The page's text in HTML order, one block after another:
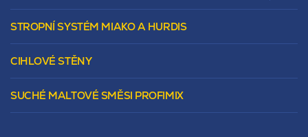
Beta
Sedlová
Valbová
Stanová
Mansardová
Pultová
Murovacie bloky
Tepelnoizolačný prvok
Vencovky
Preklady
Lícové murivo
STROPNÍ SYSTÉM MIAKO A HURDIS
CIHLOVÉ STĚNY
SUCHÉ MALTOVÉ SMĚSI PROFIMIX